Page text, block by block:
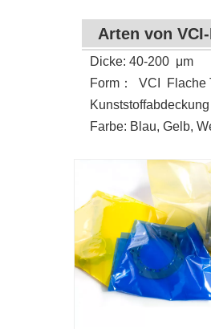
Arten von VCI-
Dicke: 40-200 μm
Form ： VCI
Flache
Kunststoffabdeckung
Farbe: Blau, Gelb,